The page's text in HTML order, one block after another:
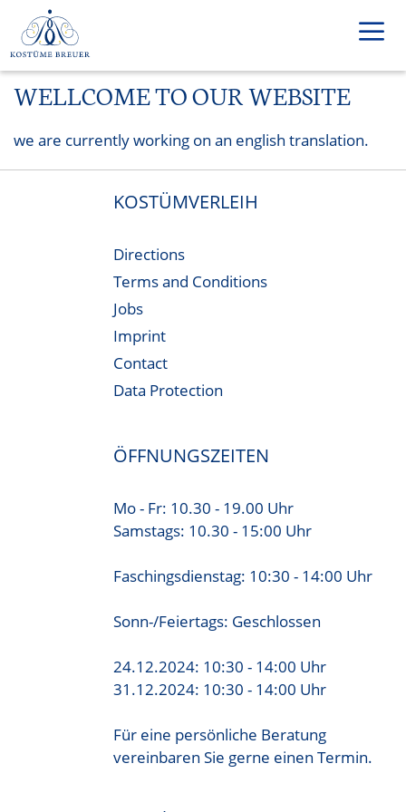
content
WELLCOME TO OUR WEBSITE
we are currently working on an english translation.
KOSTÜMVERLEIH
Directions
Terms and Conditions
Jobs
Imprint
Contact
Data Protection
ÖFFNUNGSZEITEN
Mo - Fr: 10.30 - 19.00 Uhr
Samstags: 10.30 - 15:00 Uhr
Faschingsdienstag: 10:30 - 14:00 Uhr
Sonn-/Feiertags: Geschlossen
24.12.2024: 10:30 - 14:00 Uhr
31.12.2024: 10:30 - 14:00 Uhr
Für eine persönliche Beratung
vereinbaren Sie gerne einen Termin.